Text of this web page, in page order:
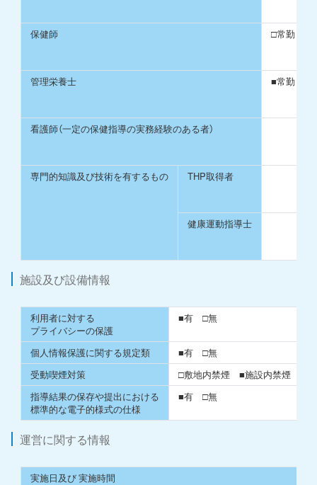
保健師
□常勤
管理栄養士
■常勤
看護師（一定の保健指導の実務経験のある者）
専門的知識及び技術を有するもの
THP取得者
健康運動指導士
施設及び設備情報
利⽤者に対する
プライバシーの保護
■有 □無
個⼈情報保護に関する規定類
■有 □無
受動喫煙対策
□敷地内禁煙 ■施設内禁煙 □
指導結果の保存や提出における
標準的な電⼦的様式の仕様
■有 □無
運営に関する情報
実施⽇及び 実施時間